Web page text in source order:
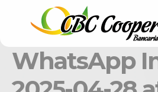
WhatsApp